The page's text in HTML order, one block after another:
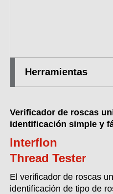
Herramientas
Verificador de roscas
identificación simple y
Interflon
Thread Tester
El verificador de roscas
identificación de tipo de